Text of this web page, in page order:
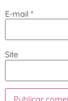
E-mail *
Site